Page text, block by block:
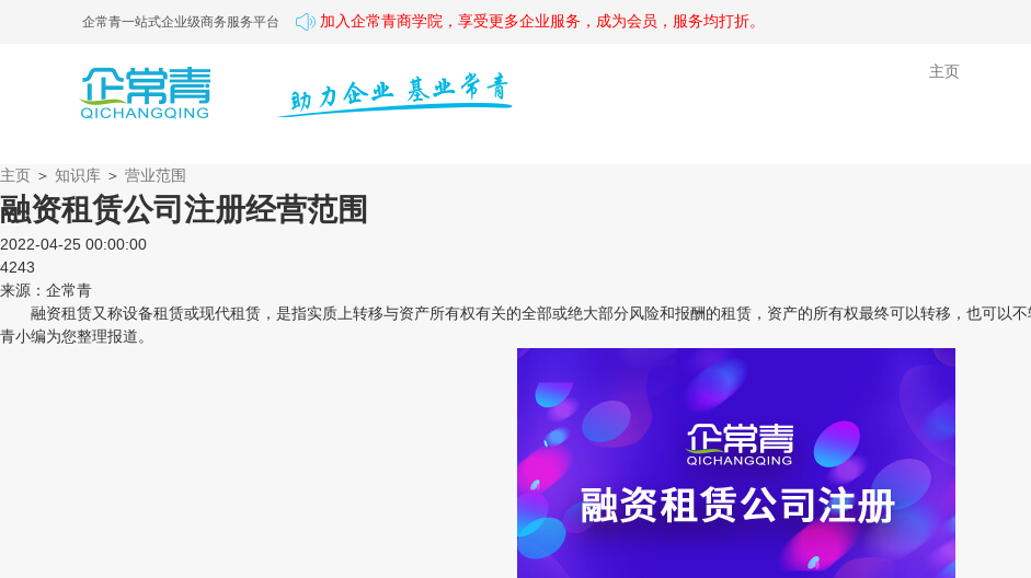
企常青一站式企业级商务服务平台 加入企常青商学院，享受更多企业服务，成为会员，服务均打折。
主页
主页 ＞ 知识库 ＞ 营业范围
融资租赁公司注册经营范围
2022-04-25 00:00:00
4243
来源：企常青
融资租赁又称设备租赁或现代租赁，是指实质上转移与资产所有权有关的全部或绝大部分风险和报酬的租赁，资产的所有权最终可以转移，也可以不
青小编为您整理报道。